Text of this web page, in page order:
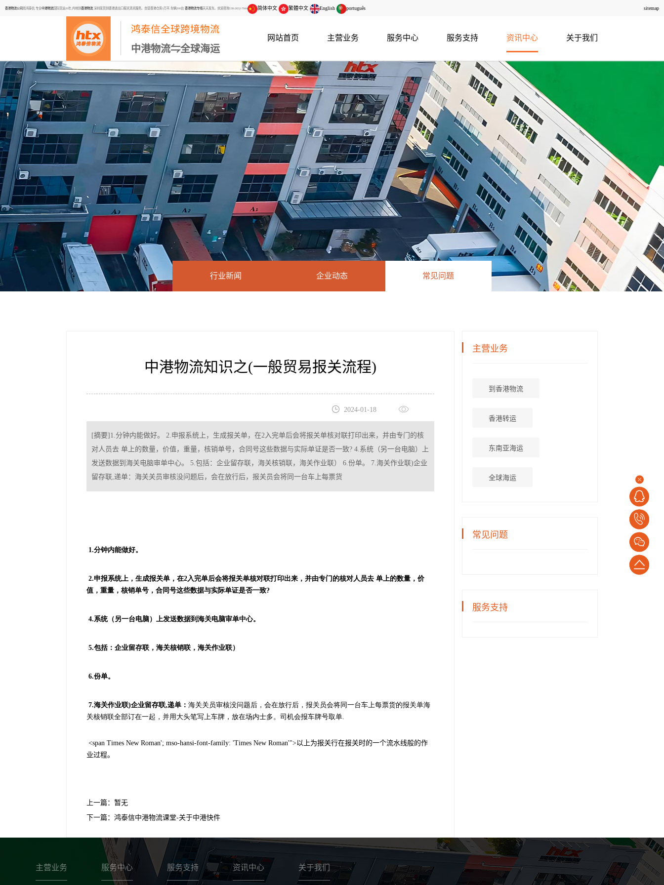
香港物流公司找鸿泰信,专业中港物流国际货运20年,内地到 香港物流 ,深圳发货到香港进出口报关清关服务。自营香港仓库3万平,车辆200台, 香港物流专线天天发车。欢迎咨询138-2652-7944 简体中文 繁體中文 English português sitemap
鸿泰信全球跨境物流
中港物流⇋全球海运
网站首页 主营业务 服务中心 服务支持 资讯中心 关于我们
电
话：
返
行业新闻 企业动态 常见问题
中港物流知识之(一般贸易报关流程)
2024-01-18
[摘要]1.分钟内能做好。 2.申报系统上，生成报关单，在2入完单后会将报关单核对联打印出来，并由专门的核
对人员去 单上的数量，价值，重量，核销单号，合同号这些数据与实际单证是否一致? 4.系统（另一台电脑）上
发送数据到海关电脑审单中心。 5.包括：企业留存联，海关核销联，海关作业联） 6.份单。 7.海关作业联)企业
留存联,递单：海关关员审核没问题后，会在放行后，报关员会将同一台车上每票货
1.分钟内能做好。
2.申报系统上，生成报关单，在2入完单后会将报关单核对联打印出来，并由专门的核对人员去 单上的数量，价
值，重量，核销单号，合同号这些数据与实际单证是否一致?
4.系统（另一台电脑）上发送数据到海关电脑审单中心。
5.包括：企业留存联，海关核销联，海关作业联）
6.份单。
7.海关作业联)企业留存联,递单：海关关员审核没问题后，会在放行后，报关员会将同一台车上每票货的报关单海
关核销联全部订在一起，并用大头笔写上车牌，放在场内士多。司机会报车牌号取单.
<span Times New Roman'; mso-hansi-font-family: 'Times New Roman'">以上为报关行在报关时的一个流水线般的作
业过程。
上一篇： 暂无
下一篇：鸿泰信中港物流课堂-关于中港快件
主营业务
到香港物流
香港转运
东南亚海运
全球海运
常见问题
服务支持
主营业务 服务中心 服务支持 资讯中心 关于我们